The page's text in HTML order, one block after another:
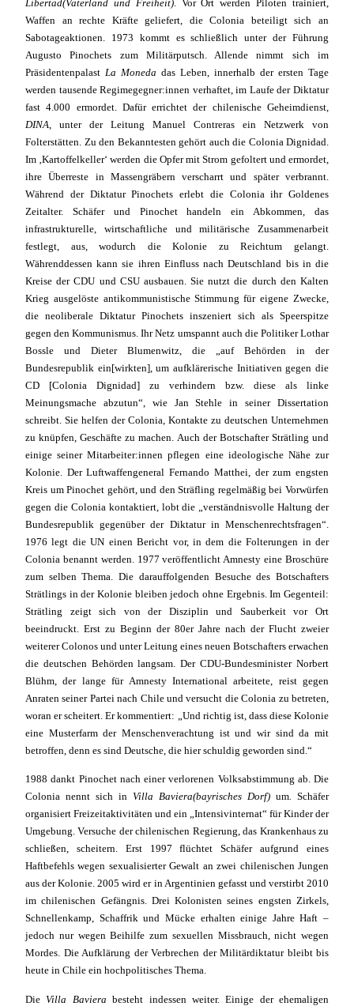
Libertad(Vaterland und Freiheit). Vor Ort werden Piloten trainiert,
Waffen an rechte Kräfte geliefert, die Colonia beteiligt sich an
Sabotageaktionen. 1973 kommt es schließlich unter der Führung
Augusto Pinochets zum Militärputsch. Allende nimmt sich im
Präsidentenpalast La Moneda das Leben, innerhalb der ersten Tage
werden tausende Regimegegner:innen verhaftet, im Laufe der Diktatur
fast 4.000 ermordet. Dafür errichtet der chilenische Geheimdienst,
DINA, unter der Leitung Manuel Contreras ein Netzwerk von
Folterstätten. Zu den Bekanntesten gehört auch die Colonia Dignidad.
Im ‚Kartoffelkeller‘ werden die Opfer mit Strom gefoltert und ermordet,
ihre Überreste in Massengräbern verscharrt und später verbrannt.
Während der Diktatur Pinochets erlebt die Colonia ihr Goldenes
Zeitalter. Schäfer und Pinochet handeln ein Abkommen, das
infrastrukturelle, wirtschaftliche und militärische Zusammenarbeit
festlegt, aus, wodurch die Kolonie zu Reichtum gelangt.
Währenddessen kann sie ihren Einfluss nach Deutschland bis in die
Kreise der CDU und CSU ausbauen. Sie nutzt die durch den Kalten
Krieg ausgelöste antikommunistische Stimmung für eigene Zwecke,
die neoliberale Diktatur Pinochets inszeniert sich als Speerspitze
gegen den Kommunismus. Ihr Netz umspannt auch die Politiker Lothar
Bossle und Dieter Blumenwitz, die „auf Behörden in der
Bundesrepublik ein[wirkten], um aufklärerische Initiativen gegen die
CD [Colonia Dignidad] zu verhindern bzw. diese als linke
Meinungsmache abzutun“, wie Jan Stehle in seiner Dissertation
schreibt. Sie helfen der Colonia, Kontakte zu deutschen Unternehmen
zu knüpfen, Geschäfte zu machen. Auch der Botschafter Strätling und
einige seiner Mitarbeiter:innen pflegen eine ideologische Nähe zur
Kolonie. Der Luftwaffengeneral Fernando Matthei, der zum engsten
Kreis um Pinochet gehört, und den Sträfling regelmäßig bei Vorwürfen
gegen die Colonia kontaktiert, lobt die „verständnisvolle Haltung der
Bundesrepublik gegenüber der Diktatur in Menschenrechtsfragen“.
1976 legt die UN einen Bericht vor, in dem die Folterungen in der
Colonia benannt werden. 1977 veröffentlicht Amnesty eine Broschüre
zum selben Thema. Die darauffolgenden Besuche des Botschafters
Strätlings in der Kolonie bleiben jedoch ohne Ergebnis. Im Gegenteil:
Strätling zeigt sich von der Disziplin und Sauberkeit vor Ort
beeindruckt. Erst zu Beginn der 80er Jahre nach der Flucht zweier
weiterer Colonos und unter Leitung eines neuen Botschafters erwachen
die deutschen Behörden langsam. Der CDU-Bundesminister Norbert
Blühm, der lange für Amnesty International arbeitete, reist gegen
Anraten seiner Partei nach Chile und versucht die Colonia zu betreten,
woran er scheitert. Er kommentiert: „Und richtig ist, dass diese Kolonie
eine Musterfarm der Menschenverachtung ist und wir sind da mit
betroffen, denn es sind Deutsche, die hier schuldig geworden sind.“
1988 dankt Pinochet nach einer verlorenen Volksabstimmung ab. Die
Colonia nennt sich in Villa Baviera(bayrisches Dorf) um. Schäfer
organisiert Freizeitaktivitäten und ein „Intensivinternat“ für Kinder der
Umgebung. Versuche der chilenischen Regierung, das Krankenhaus zu
schließen, scheitern. Erst 1997 flüchtet Schäfer aufgrund eines
Haftbefehls wegen sexualisierter Gewalt an zwei chilenischen Jungen
aus der Kolonie. 2005 wird er in Argentinien gefasst und verstirbt 2010
im chilenischen Gefängnis. Drei Kolonisten seines engsten Zirkels,
Schnellenkamp, Schaffrik und Mücke erhalten einige Jahre Haft –
jedoch nur wegen Beihilfe zum sexuellen Missbrauch, nicht wegen
Mordes. Die Aufklärung der Verbrechen der Militärdiktatur bleibt bis
heute in Chile ein hochpolitisches Thema.
DieVilla Baviera besteht indessen weiter. Einige der ehemaligen